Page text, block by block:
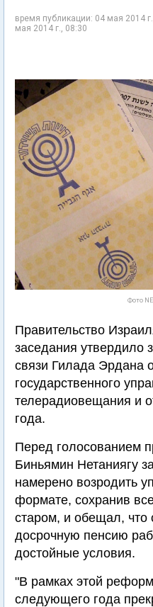
время публикации: 04 мая 2014
мая 2014 г., 08:30
Фото
Правительство
заседания утвердило
связи Гилада Эрдана
государственного
телерадиовещания и
года.
Перед голосованием
Биньямин Нетаниягу
намерено возродить
формате, сохранив
старом, и обещал,
досрочную пенсию
достойные условия.
"В рамках этой
следующего года